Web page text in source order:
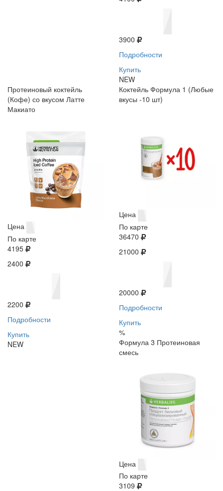
3900
Подробности
Купить
NEW
Протеиновый коктейль
(Кофе) со вкусом Латте
Макиато
Цена
По карте
4195
2400
2200
Подробности
Купить
NEW
Коктейль Формула 1 (Любые
вкусы -10 шт)
Цена
По карте
36470
21000
20000
Подробности
Купить
%
Формула 3 Протеиновая
смесь
Цена
По карте
3109